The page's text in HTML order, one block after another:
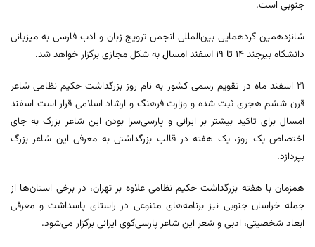
جنوبی است.
شانزدهمین گردهمایی بین‌المللی انجمن ترویج زبان و ادب فارسی به میزبانی
دانشگاه بیرجند۱۴ تا ۱۹ اسفند امسال به شکل مجازی برگزار خواهد شد.
۲۱ اسفند ماه در تقویم رسمی کشور به نام روز بزرگداشت حکیم نظامی شاعر
قرن ششم هجری ثبت شده و وزارت فرهنگ و ارشاد اسلامی قرار است اسفند
امسال برای تاکید بیشتر بر ایرانی و پارسی‌سرا بودن این شاعر بزرگ به جای
اختصاص یک روز، یک هفته در قالب بزرگداشتی به معرفی این شاعر بزرگ
بپردازد.
همزمان با هفته بزرگداشت حکیم نظامی علاوه بر تهران، در برخی استان‌ها از
جمله خراسان جنوبی نیز برنامه‌های متنوعی در راستای پاسداشت و معرفی
ابعاد شخصیتی، ادبی و شعر این شاعر پارسی‌گوی ایرانی برگزار می‌شود.